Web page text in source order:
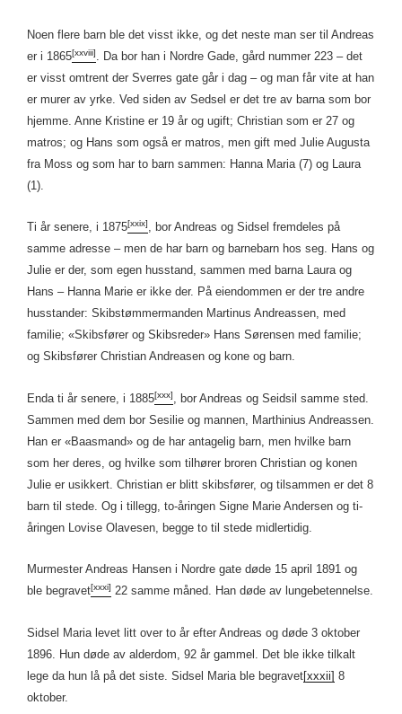
Noen flere barn ble det visst ikke, og det neste man ser til Andreas
er i 1865[xxviii]
. Da bor han i Nordre Gade, gård nummer 223 – det
er visst omtrent der Sverres gate går i dag – og man får vite at han
er murer av yrke. Ved siden av Sedsel er det tre av barna som bor
hjemme. Anne Kristine er 19 år og ugift; Christian som er 27 og
matros; og Hans som også er matros, men gift med Julie Augusta
fra Moss og som har to barn sammen: Hanna Maria (7) og Laura
(1).
Ti år senere, i 1875[xxix], bor Andreas og Sidsel fremdeles på
samme adresse – men de har barn og barnebarn hos seg. Hans og
Julie er der, som egen husstand, sammen med barna Laura og
Hans – Hanna Marie er ikke der. På eiendommen er der tre andre
husstander: Skibstømmermanden Martinus Andreassen, med
familie; «Skibsfører og Skibsreder» Hans Sørensen med familie;
og Skibsfører Christian Andreasen og kone og barn.
Enda ti år senere, i 1885[xxx]
, bor Andreas og Seidsil samme sted.
Sammen med dem bor Sesilie og mannen, Marthinius Andreassen.
Han er «Baasmand» og de har antagelig barn, men hvilke barn
som her deres, og hvilke som tilhører broren Christian og konen
Julie er usikkert. Christian er blitt skibsfører, og tilsammen er det 8
barn til stede. Og i tillegg, to-åringen Signe Marie Andersen og ti-
åringen Lovise Olavesen, begge to til stede midlertidig.
Murmester Andreas Hansen i Nordre gate døde 15 april 1891 og
ble begravet[xxxi] 22 samme måned. Han døde av lungebetennelse.
Sidsel Maria levet litt over to år efter Andreas og døde 3 oktober
1896. Hun døde av alderdom, 92 år gammel. Det ble ikke tilkalt
lege da hun lå på det siste. Sidsel Maria ble begravet[xxxii] 8
oktober.